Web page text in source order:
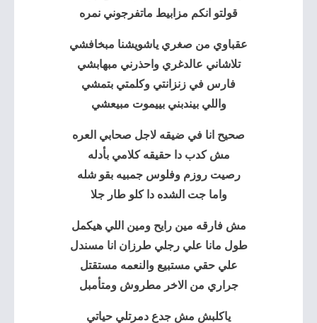
قولتو انكم مزابيط ماتفرجوني نمره
عقباوي من صغري ياشويشنا مبخافشي
تلاشاني عالدغري واحذرني مبهابشي
فارس في زنزانتي وكلمتي بتمشي
واللي بيندبني بييموت مبيعشي
صحيح انا في ضيقه لاجل صحابي العره
مش كدب دا حقيقه كلامي بأدله
رصيت روزم وفلوس جمبيه بقو شله
واما جت الشده دا كلو طار جلا
مش فارقه مين رايح ومين اللي هيكمل
طول مانا علي رجلي طرزان انا مسندل
علي حقي مستبيع والنعمه مستقتل
جراري من الاخر مطروش ومتأمبل
ياكلبش مش جدع دمرتلي حياتي